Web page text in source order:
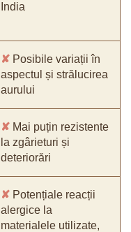
India
✘ Posibile variații în
aspectul și strălucirea
aurului
✘ Mai puțin rezistente
la zgârieturi și
deteriorări
✘ Potențiale reacții
alergice la
materialele utilizate,